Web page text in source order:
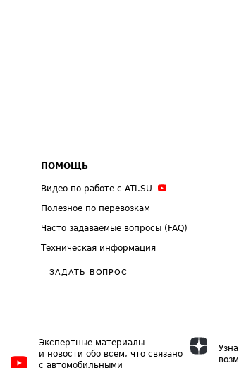
ПОМОЩЬ
Видео по работе с ATI.SU
Полезное по перевозкам
Часто задаваемые вопросы (FAQ)
Техническая информация
ЗАДАТЬ ВОПРОС
Экспертные материалы
и новости обо всем, что связано
с автомобильными